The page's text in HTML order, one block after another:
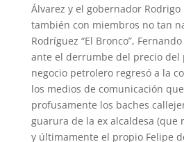
Álvarez y el gobernador
también con miembros no tan
Rodríguez “El Bronco”,
ante el derrumbe del precio del
negocio petrolero regresó a la
los medios de comunicación
profusamente los baches
guarura de la ex alcaldesa (que
y últimamente el propio Felipe